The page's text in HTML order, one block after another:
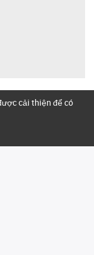
cải thiện để có